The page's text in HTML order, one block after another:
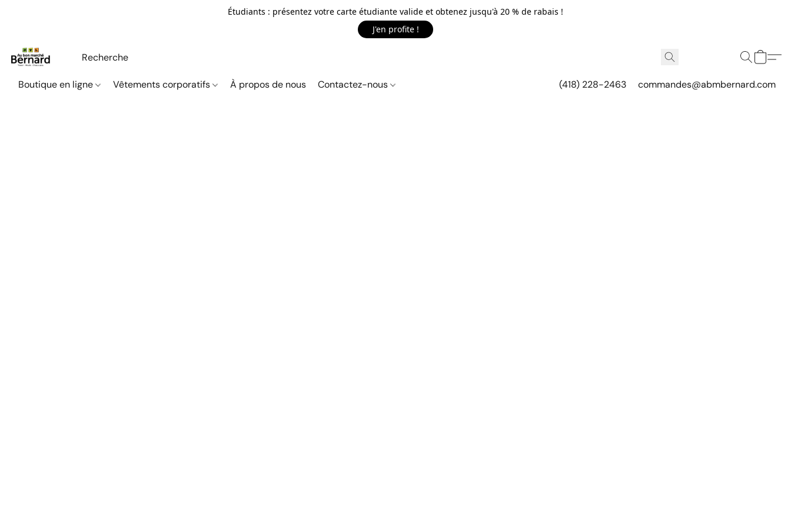
Étudiants : présentez votre carte étudiante valide et obtenez jusqu'à 20 % de rabais !
J'en profite !
Boutique en ligne Vêtements corporatifs À propos de nous Contactez-nous (418) 228-2463 commandes@abmbernard.com